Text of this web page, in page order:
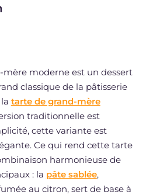
mère moderne est un dessert
classique de la pâtisserie
tarte de grand-mère
traditionnelle est
cette variante est
Ce qui rend cette tarte
harmonieuse de
: la pâte sablée,
au citron, sert de base à